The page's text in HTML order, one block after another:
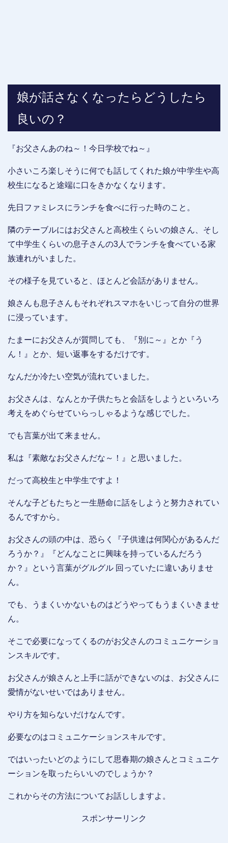
娘が話さなくなったらどうしたら
良いの？
『お父さんあのね～！今日学校でね～』
小さいころ楽しそうに何でも話してくれた娘が中学生や高
校生になると途端に口をきかなくなります。
先日ファミレスにランチを食べに行った時のこと。
隣のテーブルにはお父さんと高校生くらいの娘さん、そし
て中学生くらいの息子さんの3人でランチを食べている家
族連れがいました。
その様子を見ていると、ほとんど会話がありません。
娘さんも息子さんもそれぞれスマホをいじって自分の世界
に浸っています。
たまーにお父さんが質問しても、『別に～』とか『う
ん！』とか、短い返事をするだけです。
なんだか冷たい空気が流れていました。
お父さんは、なんとか子供たちと会話をしようといろいろ
考えをめぐらせていらっしゃるような感じでした。
でも言葉が出て来ません。
私は『素敵なお父さんだな～！』と思いました。
だって高校生と中学生ですよ！
そんな子どもたちと一生懸命に話をしようと努力されてい
るんですから。
お父さんの頭の中は、恐らく『子供達は何関心があるんだ
ろうか？』『どんなことに興味を持っているんだろう
か？』という言葉がグルグル 回っていたに違いありませ
ん。
でも、うまくいかないものはどうやってもうまくいきませ
ん。
そこで必要になってくるのがお父さんのコミュニケーショ
ンスキルです。
お父さんが娘さんと上手に話ができないのは、お父さんに
愛情がないせいではありません。
やり方を知らないだけなんです。
必要なのはコミュニケーションスキルです。
ではいったいどのようにして思春期の娘さんとコミュニケ
ーションを取ったらいいのでしょうか？
これからその方法についてお話ししますよ。
スポンサーリンク